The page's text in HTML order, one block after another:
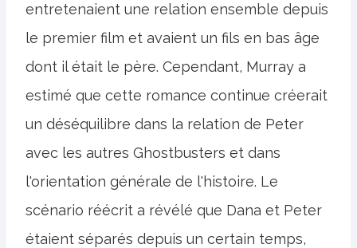
entretenaient une relation ensemble depuis
le premier film et avaient un fils en bas âge
dont il était le père. Cependant, Murray a
estimé que cette romance continue créerait
un déséquilibre dans la relation de Peter
avec les autres Ghostbusters et dans
l'orientation générale de l'histoire. Le
scénario réécrit a révélé que Dana et Peter
étaient séparés depuis un certain temps,